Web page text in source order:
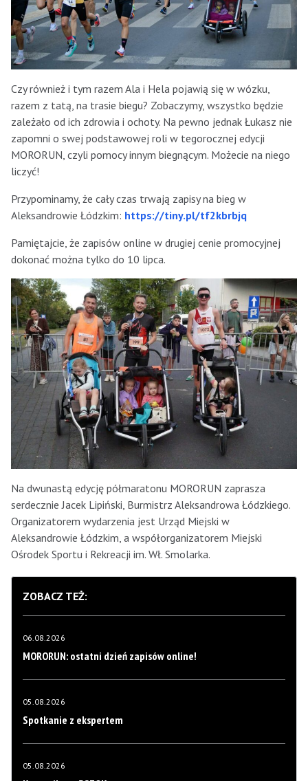
Czy również i tym razem Ala i Hela pojawią się w wózku,
razem z tatą, na trasie biegu? Zobaczymy, wszystko będzie
zależało od ich zdrowia i ochoty. Na pewno jednak Łukasz nie
zapomni o swej podstawowej roli w tegorocznej edycji
MORORUN, czyli pomocy innym biegnącym. Możecie na niego
liczyć!
Przypominamy, że cały czas trwają zapisy na bieg w
Aleksandrowie Łódzkim: https://tiny.pl/tf2kbrbjq
Pamiętajcie, że zapisów online w drugiej cenie promocyjnej
dokonać można tylko do 10 lipca.
Na dwunastą edycję półmaratonu MORORUN zaprasza
serdecznie Jacek Lipiński, Burmistrz Aleksandrowa Łódzkiego.
Organizatorem wydarzenia jest Urząd Miejski w
Aleksandrowie Łódzkim, a współorganizatorem Miejski
Ośrodek Sportu i Rekreacji im. Wł. Smolarka.
ZOBACZ TEŻ:
06.08.2026
MORORUN: ostatni dzień zapisów online!
05.08.2026
Spotkanie z ekspertem
05.08.2026